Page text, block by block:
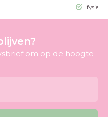
fysieke
om op de hoogte